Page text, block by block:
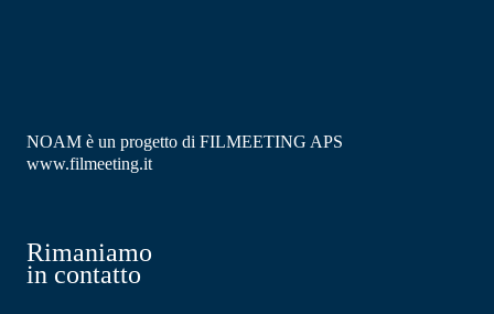
NOAM è un progetto di FILMEETING APS
www.filmeeting.it
Rimaniamo
in contatto